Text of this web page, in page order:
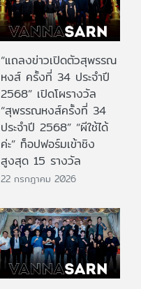
“แถลงข่าวเปิดตัวสุพรรณ
หงส์ ครั้งที่ 34 ประจำปี
2568” เปิดโผรางวัล
“สุพรรณหงส์ครั้งที่ 34
ประจำปี 2568” “ผีใช้ได้
ค่ะ” ท็อปฟอร์มเข้าชิง
สูงสุด 15 รางวัล
22 กรกฎาคม 2026